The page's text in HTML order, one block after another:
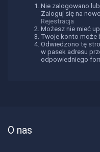
Nie zalogowano
Zaloguj się na
Rejestracja
Możesz nie mieć
Twoje konto może
Odwiedzono tę
w pasek adresu
odpowiedniego
O nas